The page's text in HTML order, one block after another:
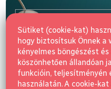
Sütiket (cookie-kat)
hogy biztosítsuk Önnek a
kényelmes böngészést
köszönhetően állandóan
funkcióin, teljesítményén
használatán. A cookie-